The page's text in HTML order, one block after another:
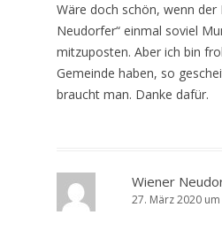
Wäre doch schön, wenn
Neudorfer“ einmal soviel
mitzuposten. Aber ich bin
Gemeinde haben, so
braucht man. Danke dafür.
Wiener
27. März 2020